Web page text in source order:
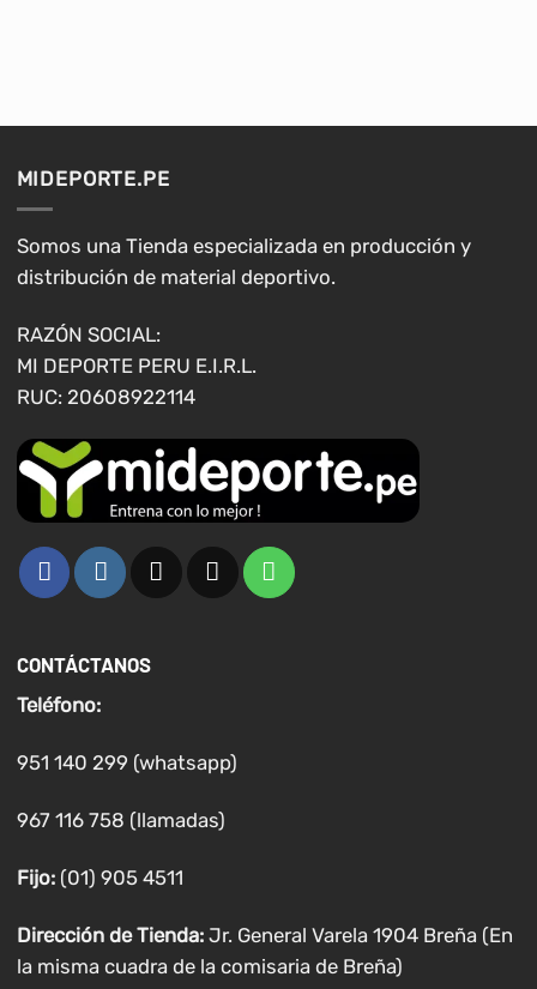
elegir
en
MIDEPORTE.PE
Somos una Tienda especializada en producción y
distribución de material deportivo.
RAZÓN SOCIAL:
MI DEPORTE PERU E.I.R.L.
RUC: 20608922114
CONTÁCTANOS
Teléfono:
951 140 299 (whatsapp)
967 116 758 (llamadas)
Fijo:(01) 905 4511
Dirección de Tienda: Jr. General Varela 1904 Breña (En
la misma cuadra de la comisaria de Breña)